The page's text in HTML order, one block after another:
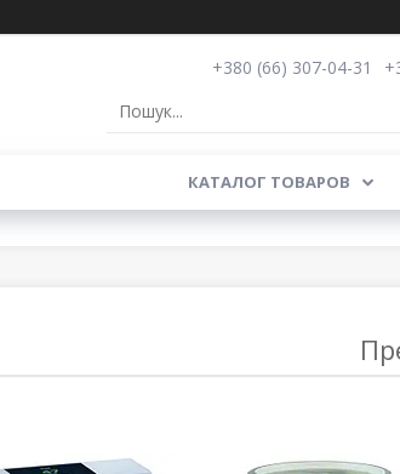
+380 (66) 307-04-31
КАТАЛОГ ТОВАРОВ